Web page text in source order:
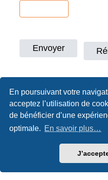
En poursuivant votre
acceptez l’utilisation de
de bénéficier d’une
optimale. En savoir plus…
CONDITIONS
POLITIQUE
Héritage &